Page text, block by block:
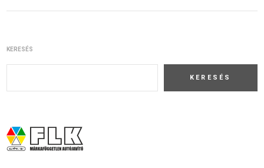
KERESÉS
KERESÉS